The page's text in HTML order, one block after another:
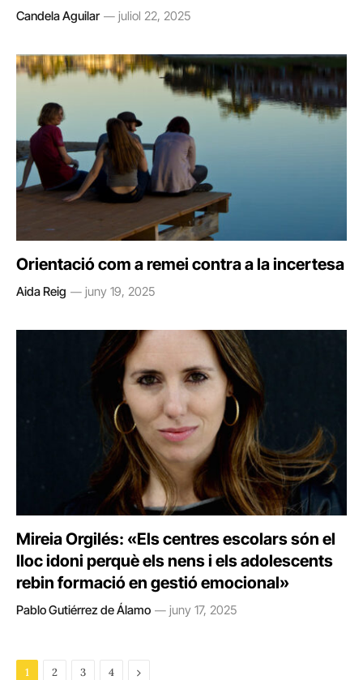
Candela Aguilar juliol 22, 2025
Orientació com a remei contra a la incertesa
Aida Reig juny 19, 2025
Mireia Orgilés: «Els centres escolars són el
lloc idoni perquè els nens i els adolescents
rebin formació en gestió emocional»
Pablo Gutiérrez de Álamo juny 17, 2025
1 2 3 4 Next